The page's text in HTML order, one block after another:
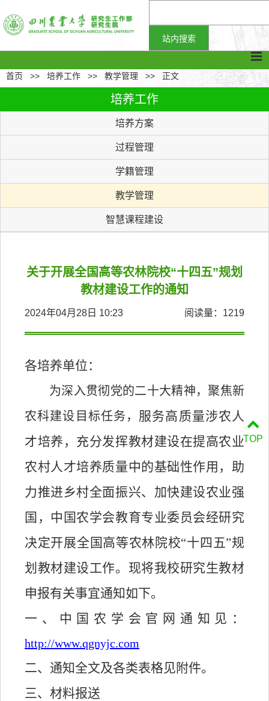
首页 >> 培养工作 >> 教学管理 >> 正文
培养工作
培养方案
过程管理
学籍管理
教学管理
智慧课程建设
关于开展全国高等农林院校“十四五”规划
教材建设工作的通知
2024年04月28日 10:23 阅读量： 1219
各培养单位：
为深入贯彻党的二十大精神，聚焦新
农科建设目标任务， 服务高质量涉农人
才培养，充分发挥教材建设在提高农业
农村人才培养质量中的基础性作用，助
力推进乡村全面振兴、加快建设农业强
国，中国农学会教育专业委员会经研究
决定开展全国高等农林院校“十四五”规
划教材建设工作。现将我校研究生教材
申报有关事宜通知如下。
一、中国农学会官网通知见：
http://www.qgnyjc.com
二、通知全文及各类表格见附件。
三、材料报送
TOP